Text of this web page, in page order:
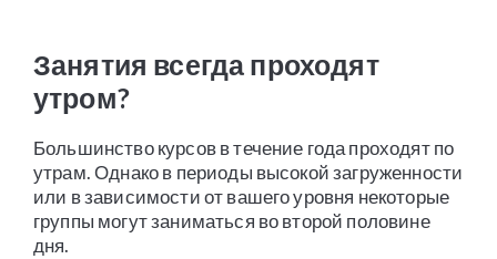
Занятия всегда проходят
утром?
Большинство курсов в течение года проходят по
утрам. Однако в периоды высокой загруженности
или в зависимости от вашего уровня некоторые
группы могут заниматься во второй половине
дня.